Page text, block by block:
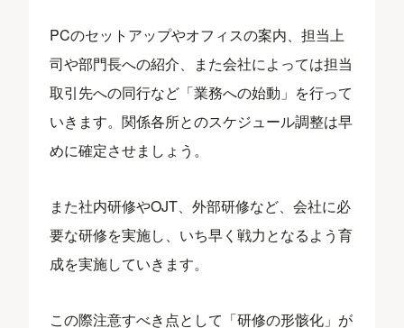
PCのセットアップやオフィスの案内、担当上
司や部門長への紹介、また会社によっては担当
取引先への同行など「業務への始動」を行って
いきます。関係各所とのスケジュール調整は早
めに確定させましょう。
また社内研修やOJT、外部研修など、会社に必
要な研修を実施し、いち早く戦力となるよう育
成を実施していきます。
この際注意すべき点として「研修の形骸化」が